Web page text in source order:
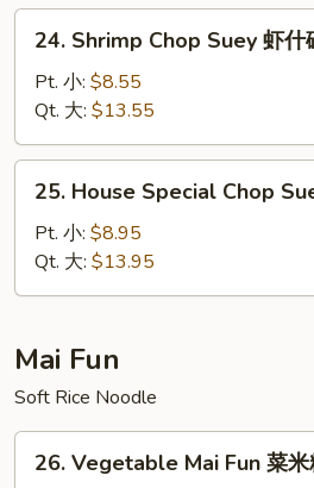
什
Shrimp
Chop
Suey
虾
什
24. Shrimp Chop Suey 虾什
Pt. 小: $8.55
Qt. 大: $13.55
House
Special
Chop
Suey
楼
什
碎
25. House Special Chop
Pt. 小: $8.95
Qt. 大: $13.95
Mai Fun
Soft Rice Noodle
Vegetable
26. Vegetable Mai Fun 菜米